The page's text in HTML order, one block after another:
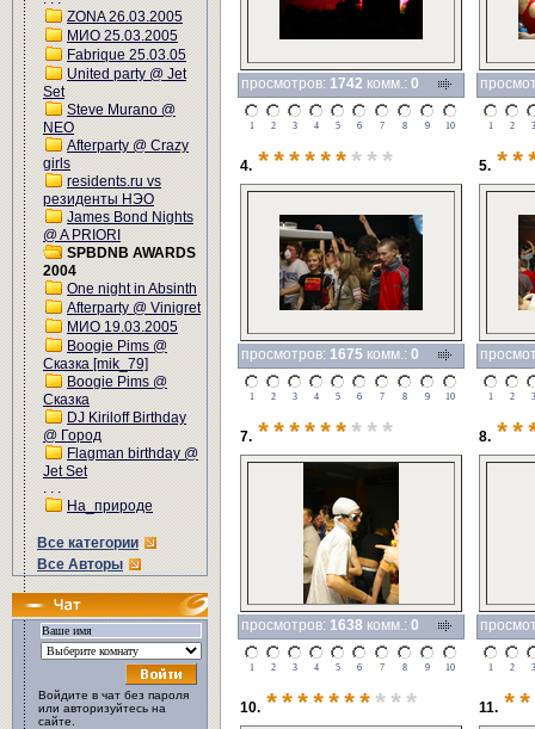
ZONA 26.03.2005
МИО 25.03.2005
Fabrique 25.03.05
United party @ Jet
Set
Steve Murano @
NEO
Afterparty @ Crazy
girls
residents.ru vs
резиденты НЭО
James Bond Nights
@ A PRIORI
SPBDNB AWARDS
2004
One night in Absinth
Afterparty @ Vinigret
МИО 19.03.2005
Boogie Pims @
Сказка [mik_79]
Boogie Pims @
Сказка
DJ Kiriloff Birthday
@ Город
Flagman birthday @
Jet Set
. . .
На_природе
Все категории
Все Авторы
Войдите в чат без пароля
или авторизуйтесь на
сайте.
просмотров: 1742 комм.: 0
1 2 3 4 5 6 7 8 9 10 1 2 3
4. ****** ***
просмотров: 1675 комм.: 0
1 2 3 4 5 6 7 8 9 10
5.
1 2 3
7. ****** ***
просмотров: 1638 комм.: 0
1 2 3 4 5 6 7 8 9 10
8.
1 2 3
10. ******* *** 11.